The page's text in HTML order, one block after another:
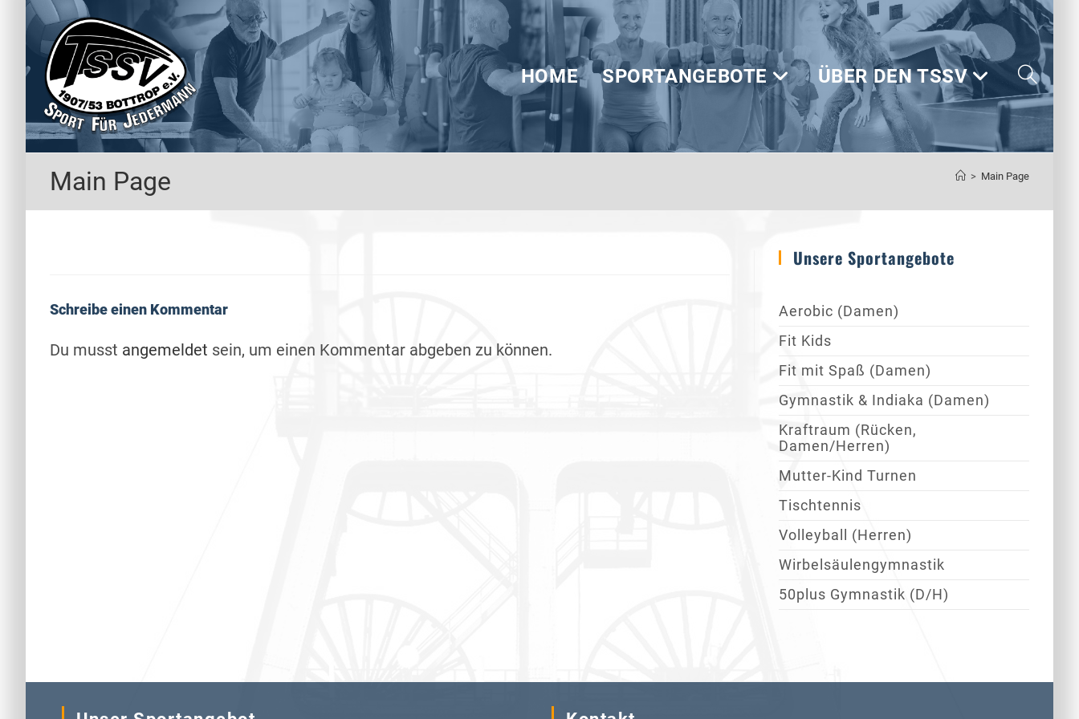
Inhalt
HOME SPORTANGEBOTE ÜBER DEN TSSV WEBSITE-
Main Page > Main Page
Schreibe einen Kommentar
Du musst angemeldet sein, um einen Kommentar abgeben zu können.
Unsere Sportangebote
Aerobic (Damen)
Fit Kids
Fit mit Spaß (Damen)
Gymnastik & Indiaka (Damen)
Kraftraum (Rücken,
Damen/Herren)
Mutter-Kind Turnen
Tischtennis
Volleyball (Herren)
Wirbelsäulengymnastik
50plus Gymnastik (D/H)